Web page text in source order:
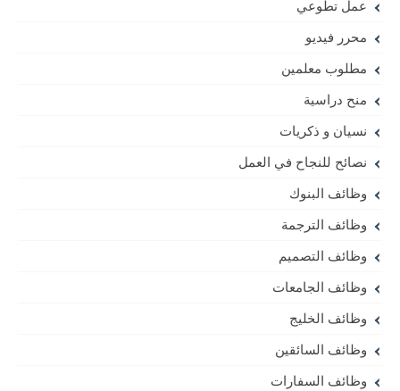
عمل تطوعي
محرر فيديو
مطلوب معلمين
منح دراسية
نسيان و ذكريات
نصائح للنجاح في العمل
وظائف البنوك
وظائف الترجمة
وظائف التصميم
وظائف الجامعات
وظائف الخليج
وظائف السائقين
وظائف السفارات